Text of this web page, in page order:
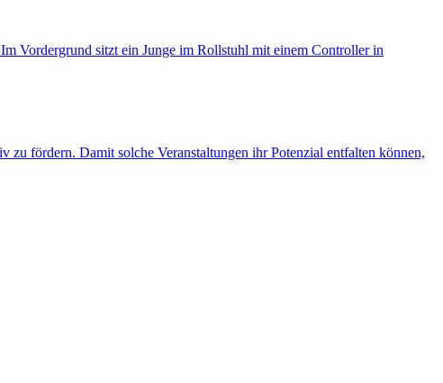
fördern. Damit solche Veranstaltungen ihr Potenzial entfalten können,